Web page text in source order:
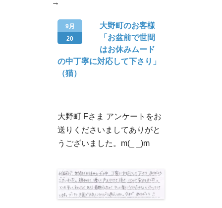
→
9月
20
大野町のお客様
「お盆前で世間
はお休みムード
の中丁寧に対応して下さり」
（猫）
大野町 Fさま アンケートをお
送りくださいましてありがと
うございました。m(_ _)m